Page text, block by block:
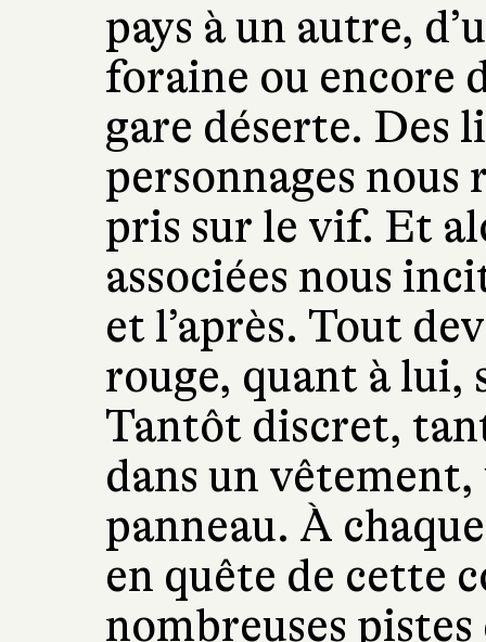
pays à un autre,
foraine ou encore
gare déserte. Des
personnages
pris sur le vif. Et
associées nous
et l’après. Tout
rouge, quant à lui,
Tantôt discret,
dans un
panneau. À
en quête de cette
nombreuses